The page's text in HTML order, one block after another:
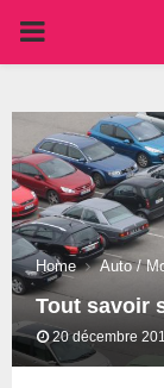
PRIMARY
Home Auto /
Tout savoir
20 décembre